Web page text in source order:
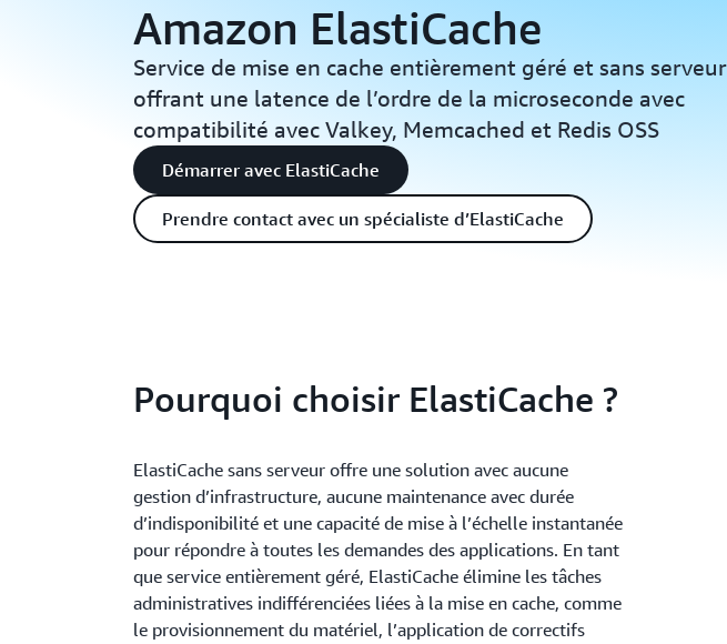
Amazon ElastiCache
Service de mise en cache entièrement géré et sans serveur
offrant une latence de l’ordre de la microseconde avec
compatibilité avec Valkey, Memcached et Redis OSS
Démarrer avec ElastiCache
Prendre contact avec un spécialiste d’ElastiCache
Pourquoi choisir ElastiCache ?
ElastiCache sans serveur offre une solution avec aucune
gestion d’infrastructure, aucune maintenance avec durée
d’indisponibilité et une capacité de mise à l’échelle instantanée
pour répondre à toutes les demandes des applications. En tant
que service entièrement géré, ElastiCache élimine les tâches
administratives indifférenciées liées à la mise en cache, comme
le provisionnement du matériel, l’application de correctifs